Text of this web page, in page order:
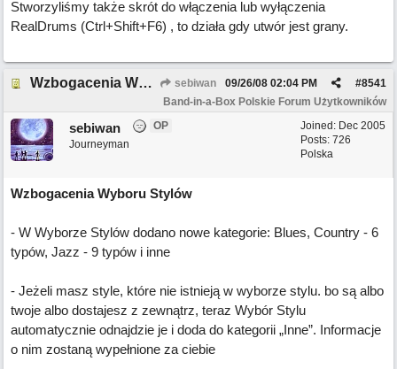
Stworzyliśmy także skrót do włączenia lub wyłączenia
RealDrums (Ctrl+Shift+F6) , to działa gdy utwór jest grany.
Wzbogacenia Wyboru Stylów sebiwan #8541
09/26/08 02:04 PM
Band-in-a-Box Polskie Forum Użytkowników
Joined: Dec 2005
Posts: 726
Polska
sebiwan
OP
Journeyman
Wzbogacenia Wyboru Stylów
- W Wyborze Stylów dodano nowe kategorie: Blues, Country - 6
typów, Jazz - 9 typów i inne
- Jeżeli masz style, które nie istnieją w wyborze stylu. bo są albo
twoje albo dostajesz z zewnątrz, teraz Wybór Stylu
automatycznie odnajdzie je i doda do kategorii „Inne”. Informacje
o nim zostaną wypełnione za ciebie